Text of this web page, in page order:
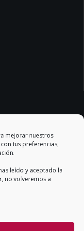
mejorar nuestros
tus preferencias,
leído y aceptado la
no volveremos a